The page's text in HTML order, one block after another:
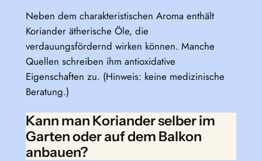
Neben dem charakteristischen Aroma enthält
Koriander ätherische Öle, die
verdauungsfördernd wirken können. Manche
Quellen schreiben ihm antioxidative
Eigenschaften zu. (Hinweis: keine medizinische
Beratung.)
Kann man Koriander selber im
Garten oder auf dem Balkon
anbauen?